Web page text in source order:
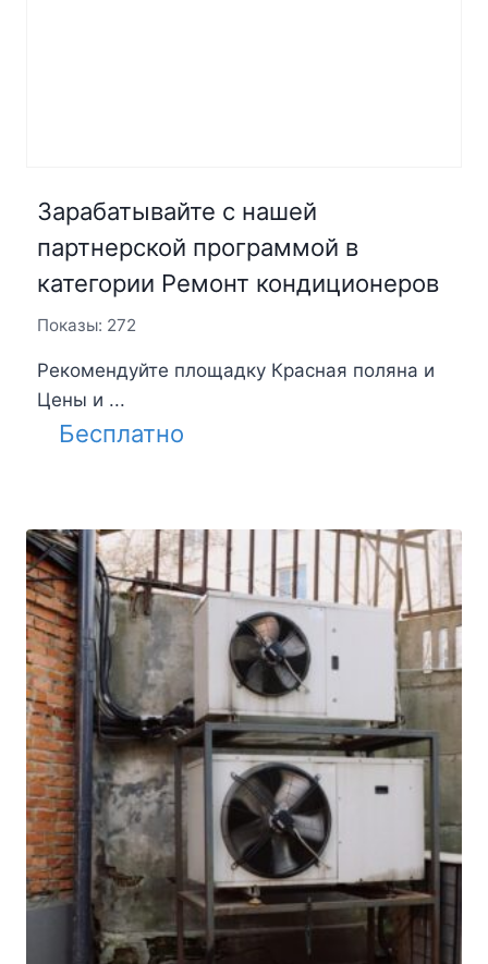
Зарабатывайте с нашей
партнерской программой в
категории Ремонт кондиционеров
Показы: 272
Рекомендуйте площадку Красная поляна и
Цены и ...
Бесплатно